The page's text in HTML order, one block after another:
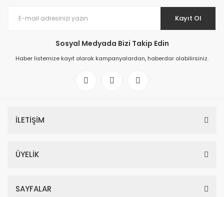
Kayıt Ol
Sosyal Medyada Bizi Takip Edin
Haber listemize kayıt olarak kampanyalardan, haberdar olabilirsiniz.
İLETİŞİM
ÜYELİK
SAYFALAR